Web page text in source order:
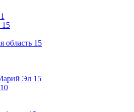
1
15
область 15
Эл 15
10